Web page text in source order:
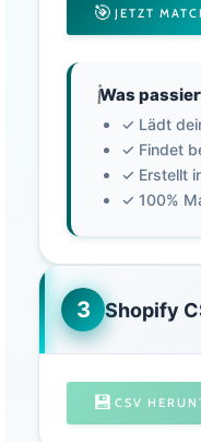
🎯 JETZT
ℹ️Was
✓ Lädt
✓ Findet
✓ Erstellt
✓ 100%
3 Shopify
💾 CSV